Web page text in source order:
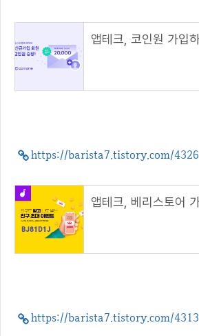
https://barista7.tistory.com/4326
https://barista7.tistory.com/4313